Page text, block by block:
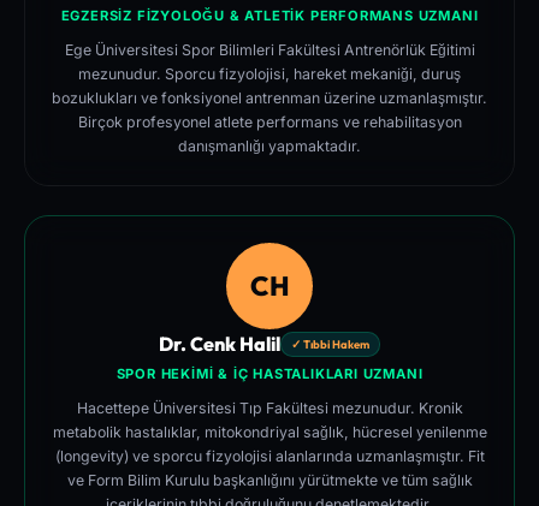
EGZERSIZ FIZYOLOĞU & ATLETIK PERFORMANS UZMANI
Ege Üniversitesi Spor Bilimleri Fakültesi Antrenörlük Eğitimi
mezunudur. Sporcu fizyolojisi, hareket mekaniği, duruş
bozuklukları ve fonksiyonel antrenman üzerine uzmanlaşmıştır.
Birçok profesyonel atlete performans ve rehabilitasyon
danışmanlığı yapmaktadır.
CH
Dr. Cenk Halil ✓ Tıbbi Hakem
SPOR HEKIMI & İÇ HASTALIKLARI UZMANI
Hacettepe Üniversitesi Tıp Fakültesi mezunudur. Kronik
metabolik hastalıklar, mitokondriyal sağlık, hücresel yenilenme
(longevity) ve sporcu fizyolojisi alanlarında uzmanlaşmıştır. Fit
ve Form Bilim Kurulu başkanlığını yürütmekte ve tüm sağlık